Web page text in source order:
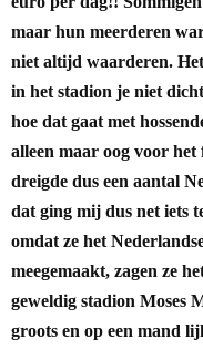
maar hun meerderen
niet altijd waarderen.
in het stadion je niet
hoe dat gaat met
alleen maar oog voor het
dreigde dus een aantal
dat ging mij dus net iets
omdat ze het
meegemaakt, zagen ze
geweldig stadion Moses
groots en op een mand